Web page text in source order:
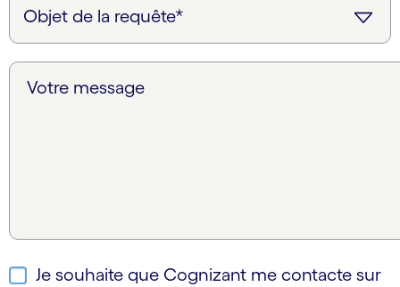
Votre message
Je souhaite que Cognizant me contacte sur